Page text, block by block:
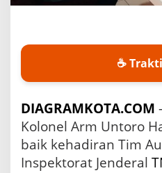
t
n
e
I
t
j
e
n
☕
DIAGRAMKOTA.COM
Kolonel Arm Untoro
baik kehadiran Tim
Inspektorat Jenderal